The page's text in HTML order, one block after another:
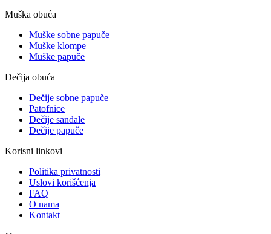
Muška obuća
Muške sobne papuče
Muške klompe
Muške papuče
Dečija obuća
Dečije sobne papuče
Patofnice
Dečije sandale
Dečije papuče
Korisni linkovi
Politika privatnosti
Uslovi korišćenja
FAQ
O nama
Kontakt